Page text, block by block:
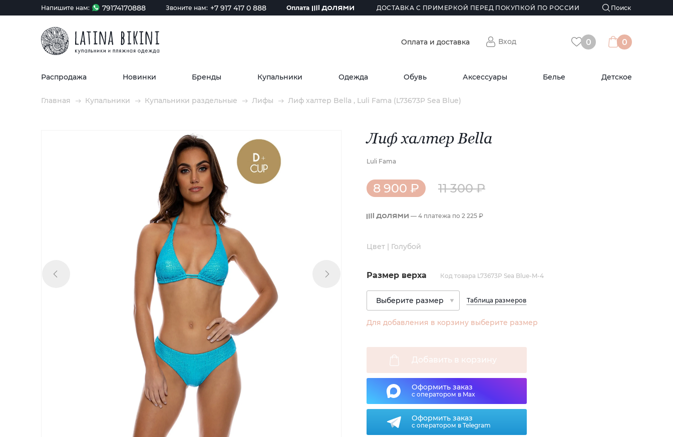
Напишите нам: 79174170888 Звоните нам: +7 917 417 0 888 Оплата ДОСТАВКА С ПРИМЕРКОЙ ПЕРЕД ПОКУПКОЙ ПО РОССИИ
Оплата и доставка Вход 0 0
Распродажа Новинки Бренды Купальники Одежда Обувь Аксессуары Белье Детское
Главная Купальники Купальники раздельные Лифы Лиф халтер Bella , Luli Fama (L73673P Sea Blue)
Лиф халтер Bella
Luli Fama
8 900 ₽ 11 300 ₽
— 4 платежа по 2 225 ₽
Цвет | Голубой
Размер верха Код товара L73673P Sea Blue-M-4
Таблица размеров
Для добавления в корзину выберите размер
Добавить в корзину
Оформить заказ
с оператором в Max
Оформить заказ
с оператором в Telegram